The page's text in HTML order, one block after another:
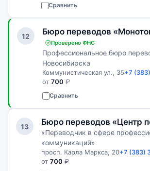
Сравнить
12 Бюро переводов
Проверено ФНС
Профессиональное бюро
Новосибирска
Коммунистическая ул., 35+7
от 700 ₽
Сравнить
13 Бюро переводов «Центр
«Переводчик в сфере
коммуникаций»
просп. Карла Маркса, 20+7 (383)
от 700 ₽